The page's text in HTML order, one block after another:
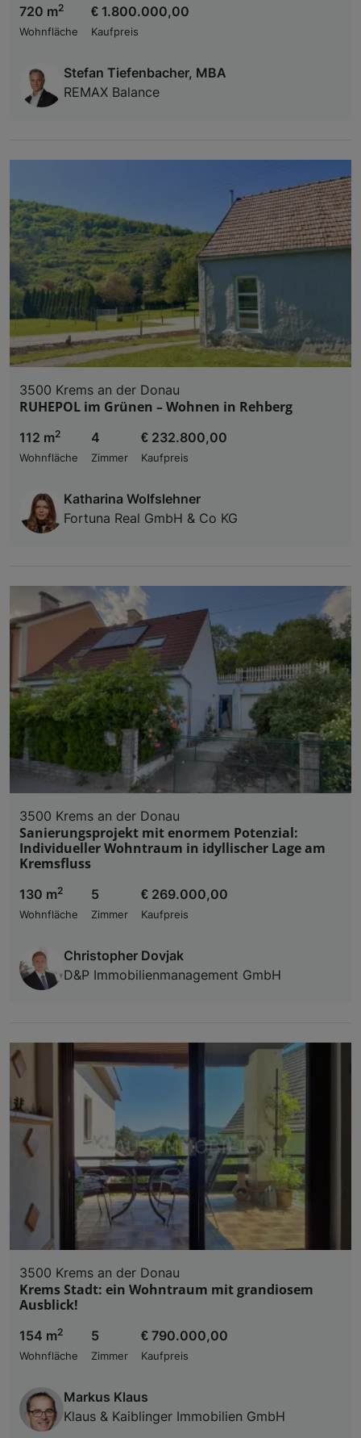
720 m2
Wohnfläche
€ 1.800.000,00
Kaufpreis
Stefan Tiefenbacher, MBA
REMAX Balance
3500 Krems an der Donau
RUHEPOL im Grünen – Wohnen in Rehberg
112 m2
Wohnfläche
4
Zimmer
€ 232.800,00
Kaufpreis
Katharina Wolfslehner
Fortuna Real GmbH & Co KG
3500 Krems an der Donau
Sanierungsprojekt mit enormem Potenzial:
Individueller Wohntraum in idyllischer Lage am
Kremsfluss
130 m2
Wohnfläche
5
Zimmer
€ 269.000,00
Kaufpreis
Christopher Dovjak
D&P Immobilienmanagement GmbH
3500 Krems an der Donau
Krems Stadt: ein Wohntraum mit grandiosem
Ausblick!
154 m2
Wohnfläche
5
Zimmer
€ 790.000,00
Kaufpreis
Markus Klaus
Klaus & Kaiblinger Immobilien GmbH